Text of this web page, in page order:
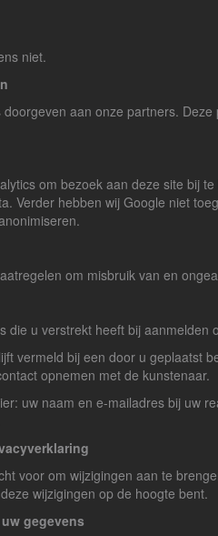
niet.
aan onze partners.
om bezoek aan deze site bij
Verder hebben wij Google niet
om misbruik van en
die u verstrekt heeft bij
vermeld bij een door u geplaatst
opnemen met de kunstenaar.
uw naam en e-mailadres bij uw
voor om wijzigingen aan te
wijzigingen op de hoogte bent.
gegevens